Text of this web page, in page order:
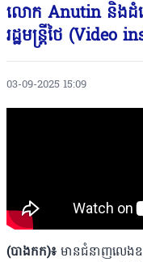
លោក Anutin និងដំណ
រដ្ឋមន្ត្រីថៃ (Video
03-09-2025 15:09
(បាងកក)៖ មានជំនាញលេង